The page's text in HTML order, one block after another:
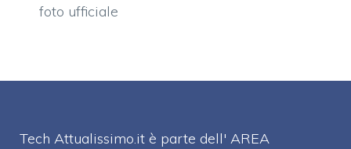
foto ufficiale
Tech Attualissimo.it è parte dell' AREA